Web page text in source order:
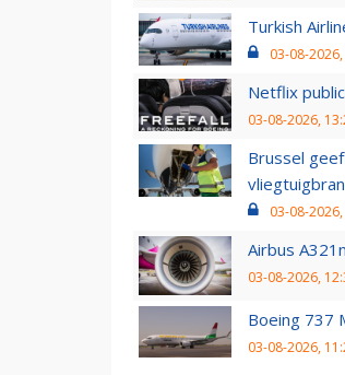
Turkish
03-08-
Netflix
03-08-2026,
Brussel
03-08-2026,
Airbus
03-08-2026,
Boeing 737
03-08-2026,